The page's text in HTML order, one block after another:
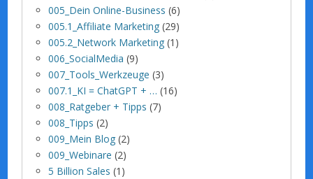
005_Dein Online-Business (6)
005.1_Affiliate Marketing (29)
005.2_Network Marketing (1)
006_SocialMedia (9)
007_Tools_Werkzeuge (3)
007.1_KI = ChatGPT + … (16)
008_Ratgeber + Tipps (7)
008_Tipps (2)
009_Mein Blog (2)
009_Webinare (2)
5 Billion Sales (1)